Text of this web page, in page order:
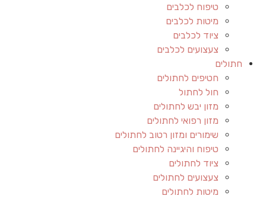
טיפוח לכלבים
מיטות לכלבים
ציוד לכלבים
צעצועים לכלבים
חתולים
חטיפים לחתולים
חול לחתול
מזון יבש לחתולים
מזון רפואי לחתולים
שימורים ומזון רטוב לחתולים
טיפוח והיגיינה לחתולים
ציוד לחתולים
צעצועים לחתולים
מיטות לחתולים